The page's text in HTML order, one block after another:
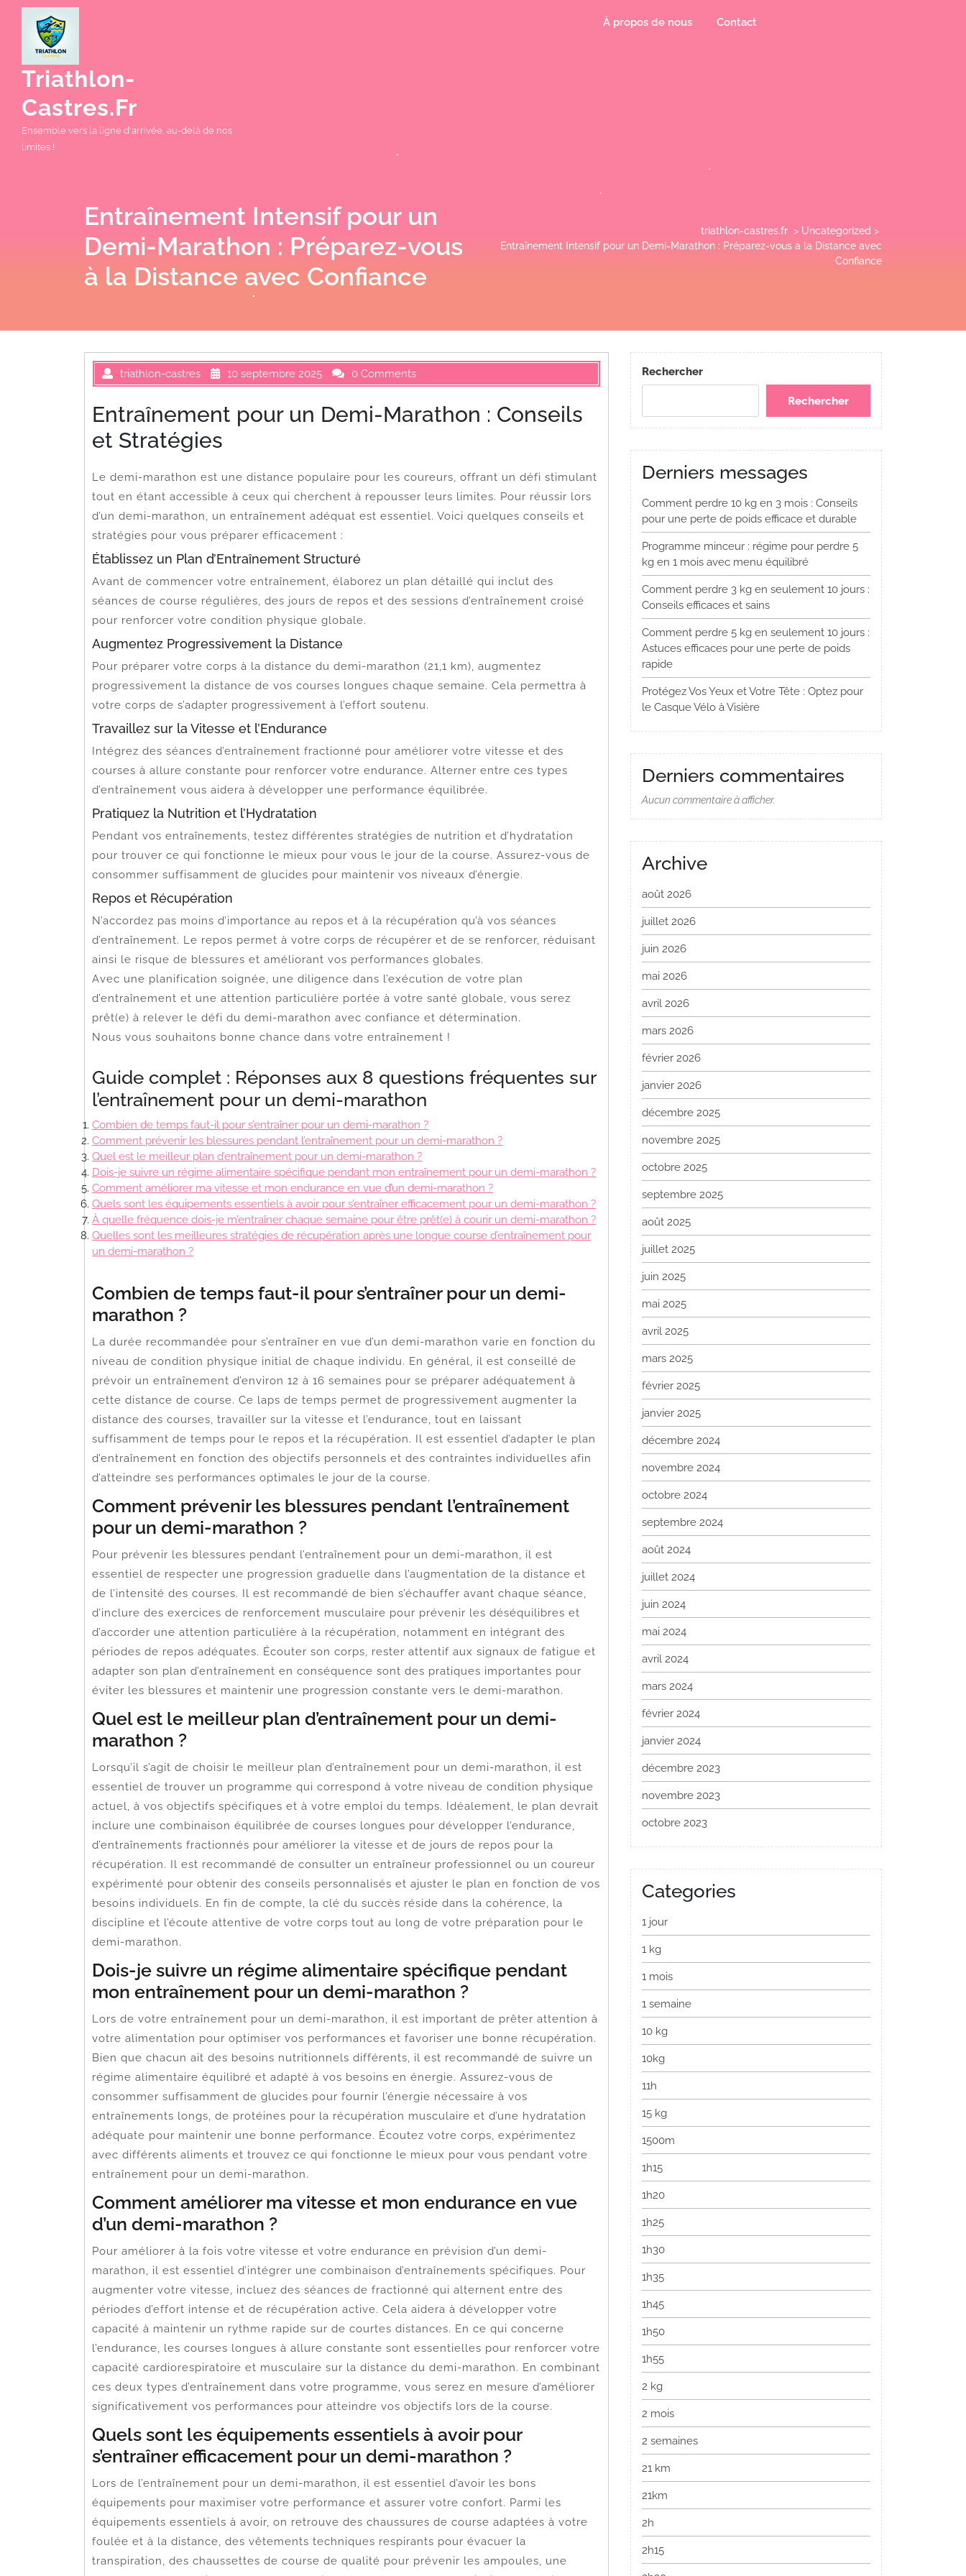
Triathlon-
Castres.fr
Ensemble vers la ligne d'arrivée, au-delà de nos
limites !
À propos de nous Contact
Entraînement Intensif pour un
Demi-Marathon : Préparez-vous
à la Distance avec Confiance
triathlon-castres.fr > Uncategorized >
Entraînement Intensif pour un Demi-Marathon : Préparez-vous à la Distance avec
Confiance
triathlon-castres 10 septembre 2025 0 Comments
Entraînement pour un Demi-Marathon : Conseils
et Stratégies
Le demi-marathon est une distance populaire pour les coureurs, offrant un défi stimulant
tout en étant accessible à ceux qui cherchent à repousser leurs limites. Pour réussir lors
d’un demi-marathon, un entraînement adéquat est essentiel. Voici quelques conseils et
stratégies pour vous préparer efficacement :
Établissez un Plan d’Entraînement Structuré
Avant de commencer votre entraînement, élaborez un plan détaillé qui inclut des
séances de course régulières, des jours de repos et des sessions d’entraînement croisé
pour renforcer votre condition physique globale.
Augmentez Progressivement la Distance
Pour préparer votre corps à la distance du demi-marathon (21,1 km), augmentez
progressivement la distance de vos courses longues chaque semaine. Cela permettra à
votre corps de s’adapter progressivement à l’effort soutenu.
Travaillez sur la Vitesse et l’Endurance
Intégrez des séances d’entraînement fractionné pour améliorer votre vitesse et des
courses à allure constante pour renforcer votre endurance. Alterner entre ces types
d’entraînement vous aidera à développer une performance équilibrée.
Pratiquez la Nutrition et l’Hydratation
Pendant vos entraînements, testez différentes stratégies de nutrition et d’hydratation
pour trouver ce qui fonctionne le mieux pour vous le jour de la course. Assurez-vous de
consommer suffisamment de glucides pour maintenir vos niveaux d’énergie.
Repos et Récupération
N’accordez pas moins d’importance au repos et à la récupération qu’à vos séances
d’entraînement. Le repos permet à votre corps de récupérer et de se renforcer, réduisant
ainsi le risque de blessures et améliorant vos performances globales.
Avec une planification soignée, une diligence dans l’exécution de votre plan
d’entraînement et une attention particulière portée à votre santé globale, vous serez
prêt(e) à relever le défi du demi-marathon avec confiance et détermination.
Nous vous souhaitons bonne chance dans votre entraînement !
Guide complet : Réponses aux 8 questions fréquentes sur
l’entraînement pour un demi-marathon
Combien de temps faut-il pour s’entraîner pour un demi-marathon ?
Comment prévenir les blessures pendant l’entraînement pour un demi-marathon ?
Quel est le meilleur plan d’entraînement pour un demi-marathon ?
Dois-je suivre un régime alimentaire spécifique pendant mon entraînement pour un demi-marathon ?
Comment améliorer ma vitesse et mon endurance en vue d’un demi-marathon ?
Quels sont les équipements essentiels à avoir pour s’entraîner efficacement pour un demi-marathon ?
À quelle fréquence dois-je m’entraîner chaque semaine pour être prêt(e) à courir un demi-marathon ?
Quelles sont les meilleures stratégies de récupération après une longue course d’entraînement pour
un demi-marathon ?
Combien de temps faut-il pour s’entraîner pour un demi-
marathon ?
La durée recommandée pour s’entraîner en vue d’un demi-marathon varie en fonction du
niveau de condition physique initial de chaque individu. En général, il est conseillé de
prévoir un entraînement d’environ 12 à 16 semaines pour se préparer adéquatement à
cette distance de course. Ce laps de temps permet de progressivement augmenter la
distance des courses, travailler sur la vitesse et l’endurance, tout en laissant
suffisamment de temps pour le repos et la récupération. Il est essentiel d’adapter le plan
d’entraînement en fonction des objectifs personnels et des contraintes individuelles afin
d’atteindre ses performances optimales le jour de la course.
Comment prévenir les blessures pendant l’entraînement
pour un demi-marathon ?
Pour prévenir les blessures pendant l’entraînement pour un demi-marathon, il est
essentiel de respecter une progression graduelle dans l’augmentation de la distance et
de l’intensité des courses. Il est recommandé de bien s’échauffer avant chaque séance,
d’inclure des exercices de renforcement musculaire pour prévenir les déséquilibres et
d’accorder une attention particulière à la récupération, notamment en intégrant des
périodes de repos adéquates. Écouter son corps, rester attentif aux signaux de fatigue et
adapter son plan d’entraînement en conséquence sont des pratiques importantes pour
éviter les blessures et maintenir une progression constante vers le demi-marathon.
Quel est le meilleur plan d’entraînement pour un demi-
marathon ?
Lorsqu’il s’agit de choisir le meilleur plan d’entraînement pour un demi-marathon, il est
essentiel de trouver un programme qui correspond à votre niveau de condition physique
actuel, à vos objectifs spécifiques et à votre emploi du temps. Idéalement, le plan devrait
inclure une combinaison équilibrée de courses longues pour développer l’endurance,
d’entraînements fractionnés pour améliorer la vitesse et de jours de repos pour la
récupération. Il est recommandé de consulter un entraîneur professionnel ou un coureur
expérimenté pour obtenir des conseils personnalisés et ajuster le plan en fonction de vos
besoins individuels. En fin de compte, la clé du succès réside dans la cohérence, la
discipline et l’écoute attentive de votre corps tout au long de votre préparation pour le
demi-marathon.
Dois-je suivre un régime alimentaire spécifique pendant
mon entraînement pour un demi-marathon ?
Lors de votre entraînement pour un demi-marathon, il est important de prêter attention à
votre alimentation pour optimiser vos performances et favoriser une bonne récupération.
Bien que chacun ait des besoins nutritionnels différents, il est recommandé de suivre un
régime alimentaire équilibré et adapté à vos besoins en énergie. Assurez-vous de
consommer suffisamment de glucides pour fournir l’énergie nécessaire à vos
entraînements longs, de protéines pour la récupération musculaire et d’une hydratation
adéquate pour maintenir une bonne performance. Écoutez votre corps, expérimentez
avec différents aliments et trouvez ce qui fonctionne le mieux pour vous pendant votre
entraînement pour un demi-marathon.
Comment améliorer ma vitesse et mon endurance en vue
d’un demi-marathon ?
Pour améliorer à la fois votre vitesse et votre endurance en prévision d’un demi-
marathon, il est essentiel d’intégrer une combinaison d’entraînements spécifiques. Pour
augmenter votre vitesse, incluez des séances de fractionné qui alternent entre des
périodes d’effort intense et de récupération active. Cela aidera à développer votre
capacité à maintenir un rythme rapide sur de courtes distances. En ce qui concerne
l’endurance, les courses longues à allure constante sont essentielles pour renforcer votre
capacité cardiorespiratoire et musculaire sur la distance du demi-marathon. En combinant
ces deux types d’entraînement dans votre programme, vous serez en mesure d’améliorer
significativement vos performances pour atteindre vos objectifs lors de la course.
Quels sont les équipements essentiels à avoir pour
s’entraîner efficacement pour un demi-marathon ?
Lors de l’entraînement pour un demi-marathon, il est essentiel d’avoir les bons
équipements pour maximiser votre performance et assurer votre confort. Parmi les
équipements essentiels à avoir, on retrouve des chaussures de course adaptées à votre
foulée et à la distance, des vêtements techniques respirants pour évacuer la
transpiration, des chaussettes de course de qualité pour prévenir les ampoules, une
Rechercher
Rechercher
Derniers messages
Comment perdre 10 kg en 3 mois : Conseils
pour une perte de poids efficace et durable
Programme minceur : régime pour perdre 5
kg en 1 mois avec menu équilibré
Comment perdre 3 kg en seulement 10 jours :
Conseils efficaces et sains
Comment perdre 5 kg en seulement 10 jours :
Astuces efficaces pour une perte de poids
rapide
Protégez Vos Yeux et Votre Tête : Optez pour
le Casque Vélo à Visière
Derniers commentaires
Aucun commentaire à afficher.
Archive
août 2026
juillet 2026
juin 2026
mai 2026
avril 2026
mars 2026
février 2026
janvier 2026
décembre 2025
novembre 2025
octobre 2025
septembre 2025
août 2025
juillet 2025
juin 2025
mai 2025
avril 2025
mars 2025
février 2025
janvier 2025
décembre 2024
novembre 2024
octobre 2024
septembre 2024
août 2024
juillet 2024
juin 2024
mai 2024
avril 2024
mars 2024
février 2024
janvier 2024
décembre 2023
novembre 2023
octobre 2023
Categories
1 jour
1 kg
1 mois
1 semaine
10 kg
10kg
11h
15 kg
1500m
1h15
1h20
1h25
1h30
1h35
1h45
1h50
1h55
2 kg
2 mois
2 semaines
21 km
21km
2h
2h15